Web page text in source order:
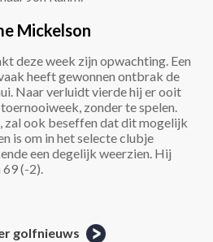
Mickelson
deze week zijn opwachting. Een
heeft gewonnen ontbrak de
Naar verluidt vierde hij er ooit
zonder te spelen.
zal ook beseffen dat dit mogelijk
is om in het selecte clubje
een degelijk weerzien. Hij
69 (-2).
golfnieuws